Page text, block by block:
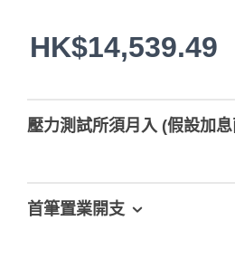
HK$14,539.49
壓力測試所須月入 (假設加
首筆置業開支